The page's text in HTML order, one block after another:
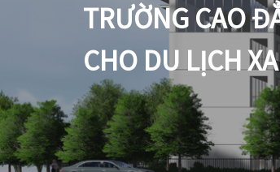
TRƯỜNG CAO
CHO DU LỊCH